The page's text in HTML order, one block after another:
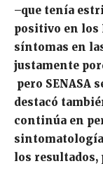
–que tenía
positivo en los
síntomas en
justamente
pero SENASA
destacó
continúa en
los resultados,